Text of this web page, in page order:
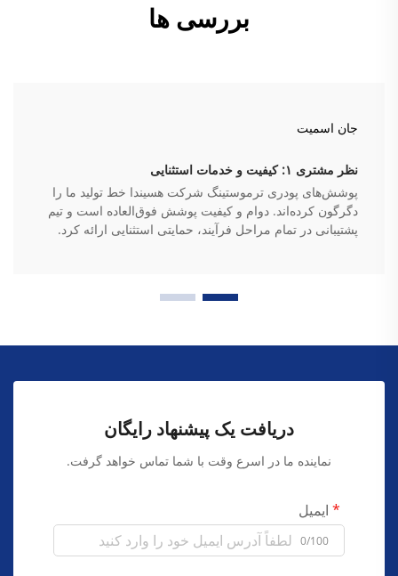
بررسی ها
جان اسمیت
نظر مشتری ۱: کیفیت و خدمات استثنایی
پوشش‌های پودری ترموستینگ شرکت هسیندا خط تولید ما را
دگرگون کرده‌اند. دوام و کیفیت پوشش فوق‌العاده است و تیم
پشتیبانی در تمام مراحل فرآیند، حمایتی استثنایی ارائه کرد.
دریافت یک پیشنهاد رایگان
نماینده ما در اسرع وقت با شما تماس خواهد گرفت.
ایمیل
0/100